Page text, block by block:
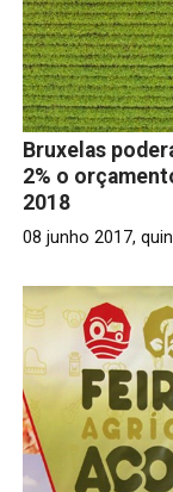
Bruxelas
2% o
2018
08 junho 2017,